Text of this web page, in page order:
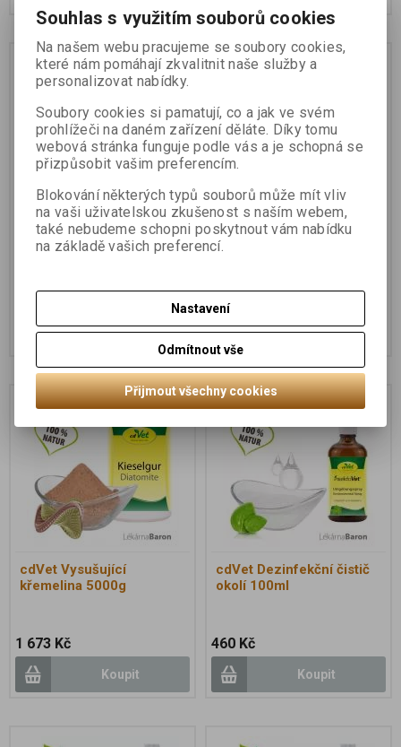
cdVet Vysušující
křemelina 250g
Koupit
cdVet Vysušující
křemelina 1500g
772 Kč
Koupit
cdVet Vysušující
křemelina 5000g
1 673 Kč
Koupit
cdVet Dezinfekční čistič
okolí 100ml
460 Kč
Koupit
Souhlas s využitím souborů cookies
Na našem webu pracujeme se soubory cookies,
které nám pomáhají zkvalitnit naše služby a
personalizovat nabídky.
Soubory cookies si pamatují, co a jak ve svém
prohlížeči na daném zařízení děláte. Díky tomu
webová stránka funguje podle vás a je schopná se
přizpůsobit vašim preferencím.
Blokování některých typů souborů může mít vliv
na vaši uživatelskou zkušenost s naším webem,
také nebudeme schopni poskytnout vám nabídku
na základě vašich preferencí.
Nastavení
Odmítnout vše
Přijmout všechny cookies